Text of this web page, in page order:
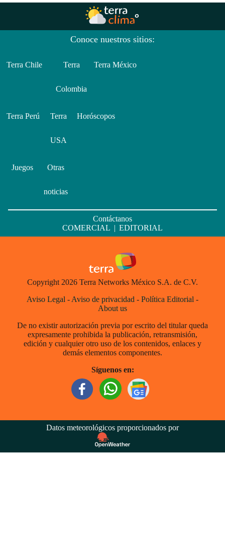
Conoce nuestros sitios:
Terra Chile Terra
Colombia
Terra México
Terra Perú Terra
USA
Horóscopos
Juegos Otras
noticias
Contáctanos
COMERCIAL | EDITORIAL
Copyright 2026 Terra Networks México S.A. de C.V.
Aviso Legal - Aviso de privacidad - Política Editorial -
About us
De no existir autorización previa por escrito del titular queda
expresamente prohibida la publicación, retransmisión,
edición y cualquier otro uso de los contenidos, enlaces y
demás elementos componentes.
Síguenos en:
Datos meteorológicos proporcionados por